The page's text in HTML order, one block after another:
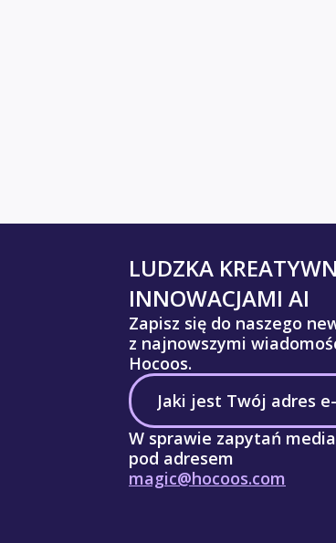
LUDZKA
INNOWACJAMI AI
Zapisz się do naszego
z najnowszymi
Hocoos.
W sprawie zapytań
pod adresem
magic@hocoos.com